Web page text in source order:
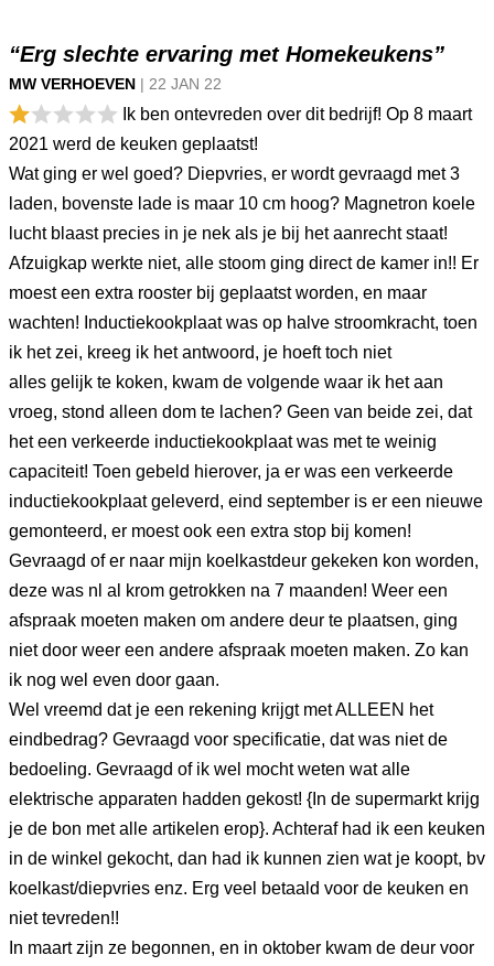
“Erg slechte ervaring met Homekeukens”
MW VERHOEVEN | 22 JAN 22
Ik ben ontevreden over dit bedrijf! Op 8 maart
2021 werd de keuken geplaatst!
Wat ging er wel goed? Diepvries, er wordt gevraagd met 3
laden, bovenste lade is maar 10 cm hoog? Magnetron koele
lucht blaast precies in je nek als je bij het aanrecht staat!
Afzuigkap werkte niet, alle stoom ging direct de kamer in!! Er
moest een extra rooster bij geplaatst worden, en maar
wachten! Inductiekookplaat was op halve stroomkracht, toen
ik het zei, kreeg ik het antwoord, je hoeft toch niet
alles gelijk te koken, kwam de volgende waar ik het aan
vroeg, stond alleen dom te lachen? Geen van beide zei, dat
het een verkeerde inductiekookplaat was met te weinig
capaciteit! Toen gebeld hierover, ja er was een verkeerde
inductiekookplaat geleverd, eind september is er een nieuwe
gemonteerd, er moest ook een extra stop bij komen!
Gevraagd of er naar mijn koelkastdeur gekeken kon worden,
deze was nl al krom getrokken na 7 maanden! Weer een
afspraak moeten maken om andere deur te plaatsen, ging
niet door weer een andere afspraak moeten maken. Zo kan
ik nog wel even door gaan.
Wel vreemd dat je een rekening krijgt met ALLEEN het
eindbedrag? Gevraagd voor specificatie, dat was niet de
bedoeling. Gevraagd of ik wel mocht weten wat alle
elektrische apparaten hadden gekost! {In de supermarkt krijg
je de bon met alle artikelen erop}. Achteraf had ik een keuken
in de winkel gekocht, dan had ik kunnen zien wat je koopt, bv
koelkast/diepvries enz. Erg veel betaald voor de keuken en
niet tevreden!!
In maart zijn ze begonnen, en in oktober kwam de deur voor